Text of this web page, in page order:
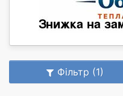
Фільтр (1)